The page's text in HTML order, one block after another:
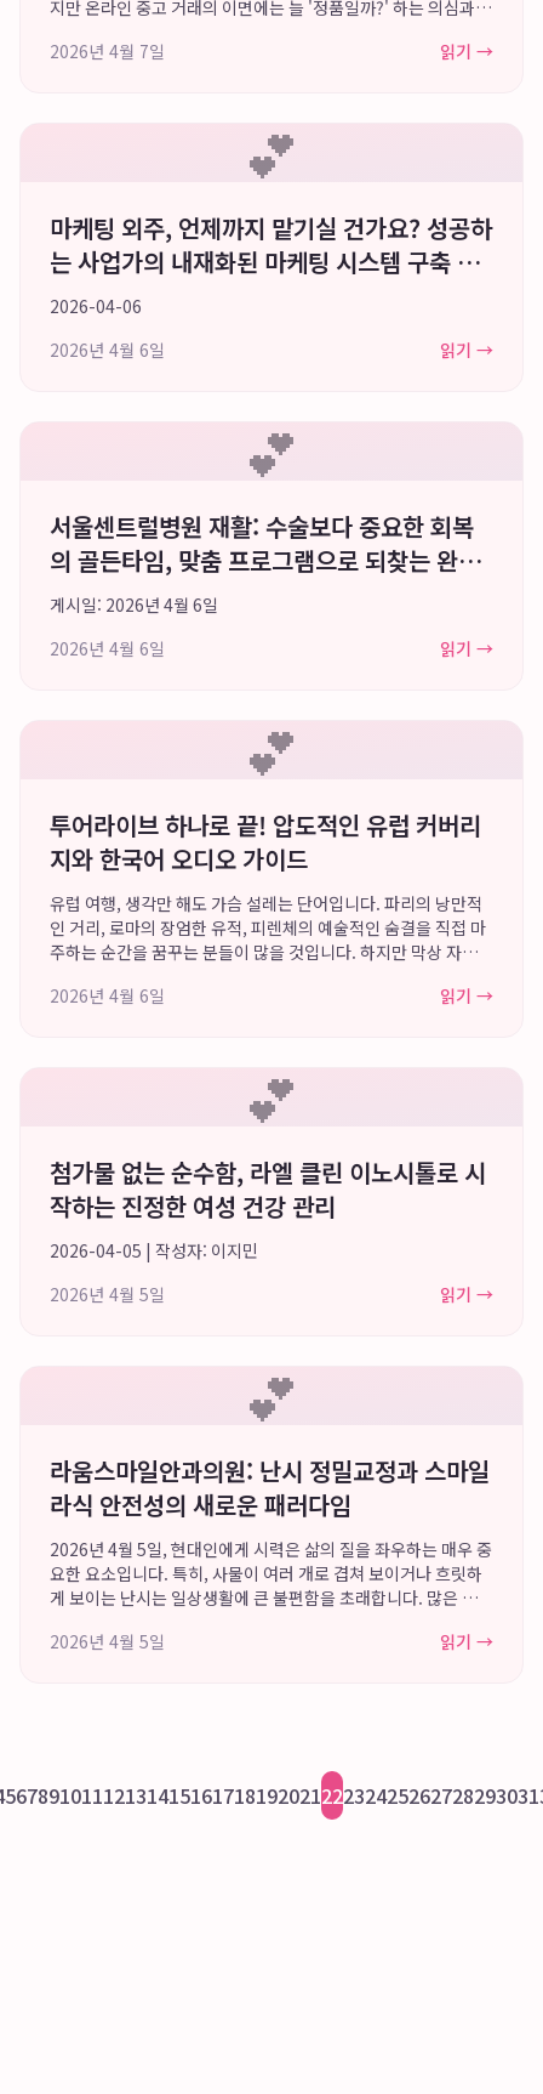
지만 온라인 중고 거래의 이면에는 늘 '정품일까?' 하는 의심과
래의 특성상 가품 사기나 예상치...
2026년 4월 7일 읽기 →
💕
마케팅 외주, 언제까지 맡기실 건가요? 성공하
는 사업가의 내재화된 마케팅 시스템 구축 전
략
2026-04-06
2026년 4월 6일
읽기 →
💕
서울센트럴병원 재활: 수술보다 중요한 회복
의 골든타임, 맞춤 프로그램으로 되찾는 완벽
한 일상
게시일: 2026년 4월 6일
2026년 4월 6일
읽기 →
💕
투어라이브 하나로 끝! 압도적인 유럽 커버리
지와 한국어 오디오 가이드
유럽 여행, 생각만 해도 가슴 설레는 단어입니다. 파리의 낭만적
인 거리, 로마의 장엄한 유적, 피렌체의 예술적인 숨결을 직접 마
주하는 순간을 꿈꾸는 분들이 많을 것입니다. 하지만 막상 자유여
다. 특히 루브르 박물관의 방...
2026년 4월 6일 읽기 →
💕
첨가물 없는 순수함, 라엘 클린 이노시톨로 시
작하는 진정한 여성 건강 관리
2026-04-05 | 작성자: 이지민
2026년 4월 5일
읽기 →
💕
라움스마일안과의원: 난시 정밀교정과 스마일
라식 안전성의 새로운 패러다임
2026년 4월 5일, 현대인에게 시력은 삶의 질을 좌우하는 매우 중
요한 요소입니다. 특히, 사물이 여러 개로 겹쳐 보이거나 흐릿하
게 보이는 난시는 일상생활에 큰 불편함을 초래합니다. 많은 분들
대한 걱정으로 쉽게 결정을 ...
2026년 4월 5일 읽기 →
5678910111213141516171819202122232425262728293031